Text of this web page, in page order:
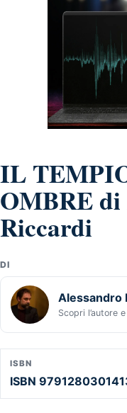
IL
OMBRE di
Riccardi
DI
Alessandro
Scopri l’autore
ISBN
ISBN